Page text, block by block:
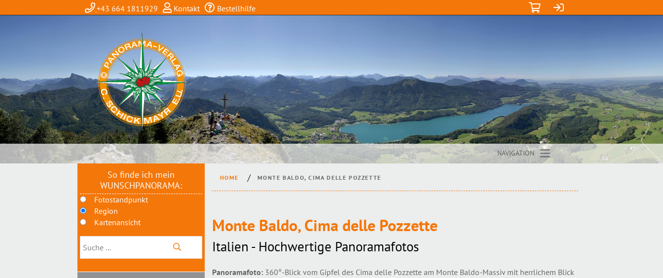
+43 664 1811929 Kontakt Bestellhilfe
NAVIGATION
So finde ich mein
WUNSCHPANORAMA:
Fotostandpunkt
Region
Kartenansicht
HOME MONTE BALDO, CIMA DELLE POZZETTE
Monte Baldo, Cima delle Pozzette
Italien - Hochwertige Panoramafotos
Panoramafoto:360°-Blick vom Gipfel des Cima delle Pozzette am Monte Baldo-Massiv mit herrlichem Blick